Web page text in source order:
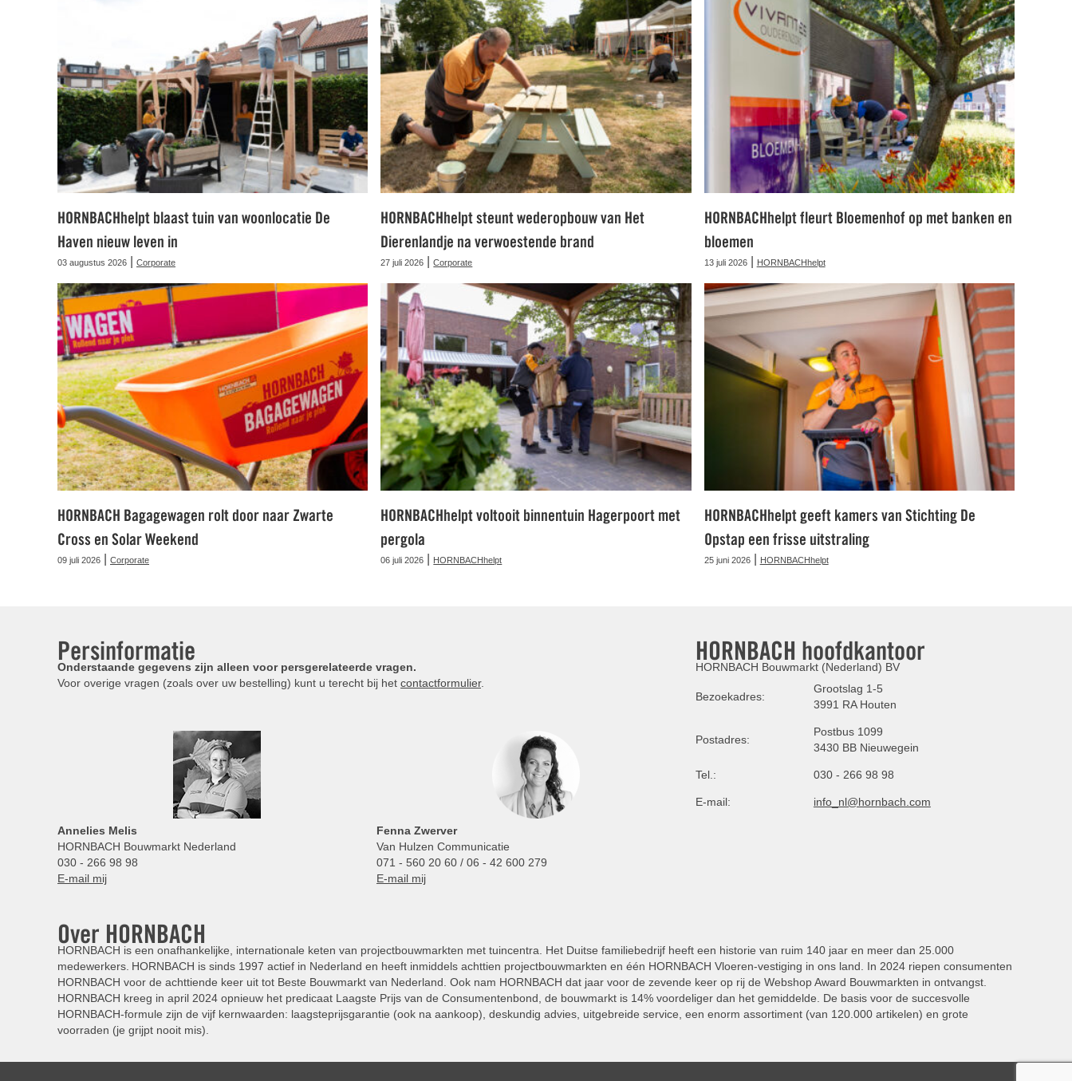
HORNBACHhelpt blaast tuin van woonlocatie De
Haven nieuw leven in
03 augustus 2026 Corporate
HORNBACHhelpt steunt wederopbouw van Het
Dierenlandje na verwoestende brand
27 juli 2026 |Corporate
HORNBACHhelpt fleurt Bloemenhof op met banken en
bloemen
13 juli 2026| HORNBACHhelpt
HORNBACH Bagagewagen rolt door naar Zwarte
Cross en Solar Weekend
09 juli 2026 Corporate
HORNBACHhelpt voltooit binnentuin Hagerpoort met
pergola
06 juli 2026 HORNBACHhelpt
HORNBACHhelpt geeft kamers van Stichting De
Opstap een frisse uitstraling
25 juni 2026| HORNBACHhelpt
Persinformatie
Onderstaande gegevens zijn alleen voor persgerelateerde vragen.
Voor overige vragen (zoals over uw bestelling) kunt u terecht bij het contactformulier.
Annelies Melis
HORNBACH Bouwmarkt Nederland
030 - 266 98 98
E-mail mij
Fenna Zwerver
Van Hulzen Communicatie
071 - 560 20 60 / 06 - 42 600 279
E-mail mij
HORNBACH hoofdkantoor
HORNBACH Bouwmarkt (Nederland) BV
Bezoekadres:
Grootslag 1-5
3991 RA Houten
Postadres:
Postbus 1099
3430 BB Nieuwegein
Tel.: 030 - 266 98 98
E-mail: info_nl@hornbach.com
Over HORNBACH
HORNBACH is een onafhankelijke, internationale keten van projectbouwmarkten met tuincentra. Het Duitse familiebedrijf heeft een historie van ruim 140 jaar en meer dan 25.000
medewerkers. HORNBACH is sinds 1997 actief in Nederland en heeft inmiddels achttien projectbouwmarkten en één HORNBACH Vloeren-vestiging in ons land. In 2024 riepen consumenten
HORNBACH voor de achttiende keer uit tot Beste Bouwmarkt van Nederland. Ook nam HORNBACH dat jaar voor de zevende keer op rij de Webshop Award Bouwmarkten in ontvangst.
HORNBACH kreeg in april 2024 opnieuw het predicaat Laagste Prijs van de Consumentenbond, de bouwmarkt is 14% voordeliger dan het gemiddelde. De basis voor de succesvolle
HORNBACH-formule zijn de vijf kernwaarden: laagsteprijsgarantie (ook na aankoop), deskundig advies, uitgebreide service, een enorm assortiment (van 120.000 artikelen) en grote
voorraden (je grijpt nooit mis).